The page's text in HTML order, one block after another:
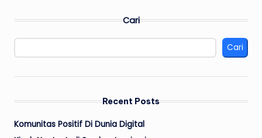
Cari
Cari
Recent Posts
Komunitas Positif Di Dunia Digital